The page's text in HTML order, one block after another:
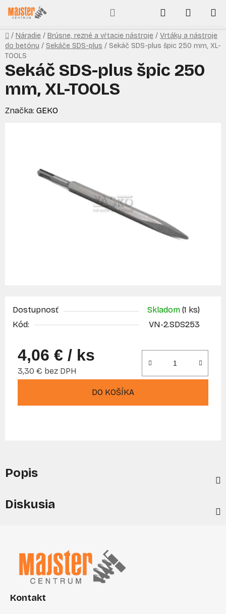
Prejsť
na
obsah
Hľadať
KOŠÍK
Domov
/ Náradie / Brúsne, rezné a vŕtacie nástroje / Vrtáky a nástroje
do betónu / Sekáče SDS-plus / Sekáč SDS-plus špic 250 mm, XL-
TOOLS
Dostupnosť Skladom (1 ks)
Kód:
VN-2.SDS253
4,06 € / ks
3,30 € bez DPH
DO KOŠÍKA
Sekáč SDS-plus špic 250
mm, XL-TOOLS
Značka: GEKO
Popis
Diskusia
Kontakt